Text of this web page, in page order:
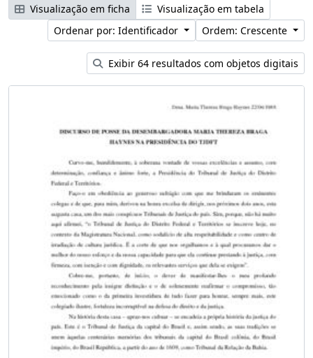
Visualização em ficha
Visualização em tabela
Ordenar por: Identificador
Ordem: Crescente
Exibir 64 resultados com objetos digitais